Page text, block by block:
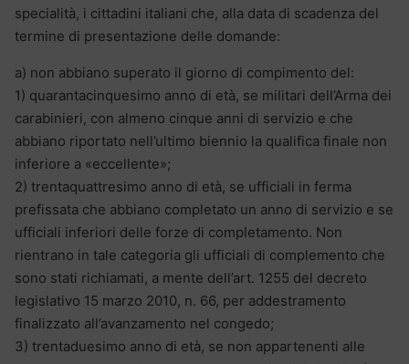
specialità, i cittadini italiani che, alla data di scadenza del
termine di presentazione delle domande:
a) non abbiano superato il giorno di compimento del:
1) quarantacinquesimo anno di età, se militari dell’Arma dei
carabinieri, con almeno cinque anni di servizio e che
abbiano riportato nell’ultimo biennio la qualifica finale non
inferiore a «eccellente»;
2) trentaquattresimo anno di età, se ufficiali in ferma
prefissata che abbiano completato un anno di servizio e se
ufficiali inferiori delle forze di completamento. Non
rientrano in tale categoria gli ufficiali di complemento che
sono stati richiamati, a mente dell’art. 1255 del decreto
legislativo 15 marzo 2010, n. 66, per addestramento
finalizzato all’avanzamento nel congedo;
3) trentaduesimo anno di età, se non appartenenti alle